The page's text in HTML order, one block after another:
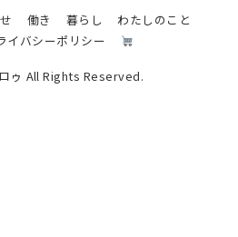
働き 暮らし
わたしのこと
イバシーポリシー
ゥ All Rights Reserved.